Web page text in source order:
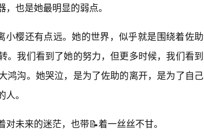
也是她最明显的弱点。
小樱还有点远。她的世界，似乎就是围绕着佐助
。我们看到了她的努力，但更多时候，我们看到
鸿沟。她哭泣，是为了佐助的离开，是为了自己
。
未来的迷茫，也带📝着一丝丝不甘。